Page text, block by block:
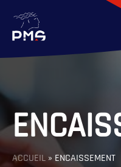
ACCUEIL » ENCAISSEMENT